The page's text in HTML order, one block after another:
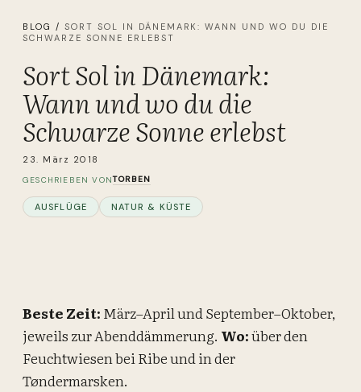
BLOG / SORT SOL IN DÄNEMARK: WANN UND WO DU DIE
SCHWARZE SONNE ERLEBST
Sort Sol in Dänemark:
Wann und wo du die
Schwarze Sonne erlebst
23. März 2018
GESCHRIEBEN VONTORBEN
AUSFLÜGE NATUR & KÜSTE
Beste Zeit: März–April und September–Oktober,
jeweils zur Abenddämmerung. Wo:über den
Feuchtwiesen bei Ribe und in der
Tøndermarsken.